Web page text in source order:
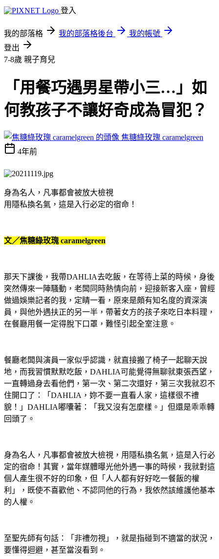
登入
我的部落格 我的部落格後台
我的帳號
登出
7-8歲 親子育兒
「用餐巧遇男星帶小三…」如
何教孩子不讓好奇成為冒犯？
焦糖綠玫瑰 caramelgreen
4年前
身為名人，凡事都會被放大檢視
用隱私換名氣，這是入行必定的宿命！
文／焦糖綠玫瑰 caramelgreen
那天下課後，我帶DAHLIA去吃飯，在等待上菜的時候，身後
突然傳來一陣騷動，老闆同時熱情向前，迎接新客入座，曾經
做過娛樂記者的我，定睛一看，原來是頗有知名度的資深演
員，與他外遇扶正的另一半，帶著女方的孩子來吃日本料理，
在餐廳用餐一定得脫下口罩，難怪引起全室注意。
餐廳老闆與演員一家似乎認識，就直接搬了椅子一起聊天說
地，而我習慣默默吃飯， DAHLIA可能覺得無聊就東張西望，
一直轉過身去看他們，第一次、第二次還好，第三次我就忍不
住開口了：「 DAHLIA ，妳不要一直看人家，這樣很不禮
貌！」 DAHLIA 嘟囔著：「我又沒有怎麼樣。」但還是乖乖轉
回頭了。
身為名人，凡事都會被放大檢視，用隱私換名氣，這是入行必
定的宿命！其實，當年媒體曝光他外遇一事的時候，我就對這
個人產生很不好的印象，但「人人都有好好吃一餐飯的權
利」，既使不喜歡他、不認同他的行為，我依然該維護他基本
的人權。
至聖先師有句話：「非禮勿視」，就是指碰到不適當的狀況，
要懂得迴避，甚至當沒看到。